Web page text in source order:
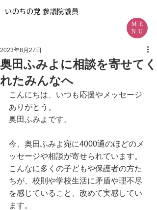
いのちの党参議院議員
ME
NU
奥田ふみよに相談を寄せてく
れたみんなへ
2023年8月27日
こんにちは、いつも応援やメッセージ
ありがとう。
奥田ふみよです。
今、奥田ふみよ宛に4000通のほどのメ
ッセージや相談が寄せられています。
こんなに多くの子どもや保護者の方た
ちが、校則や学校生活に矛盾や理不尽
を感じていること、改めて実感してい
ます。